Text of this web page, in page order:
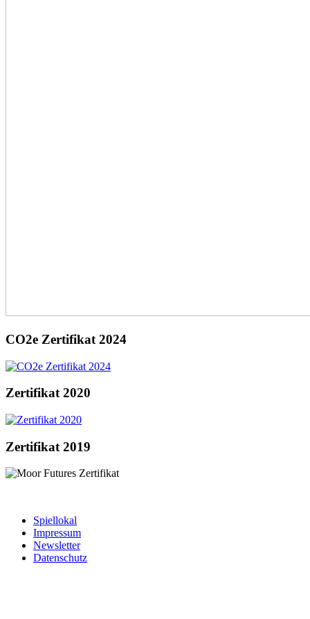
CO2e Zertifikat 2024
Zertifikat 2020
Zertifikat 2019
Spiellokal
Impressum
Newsletter
Datenschutz